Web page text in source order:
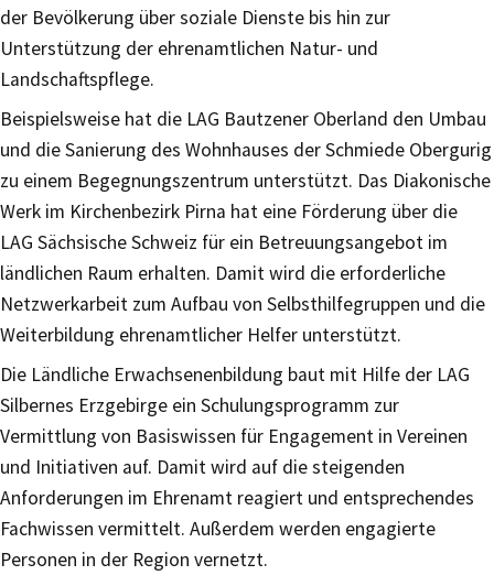
der Bevölkerung über soziale Dienste bis hin zur
Unterstützung der ehrenamtlichen Natur- und
Landschaftspflege.
Beispielsweise hat die LAG Bautzener Oberland den Umbau
und die Sanierung des Wohnhauses der Schmiede Obergurig
zu einem Begegnungszentrum unterstützt. Das Diakonische
Werk im Kirchenbezirk Pirna hat eine Förderung über die
LAG Sächsische Schweiz für ein Betreuungsangebot im
ländlichen Raum erhalten. Damit wird die erforderliche
Netzwerkarbeit zum Aufbau von Selbsthilfegruppen und die
Weiterbildung ehrenamtlicher Helfer unterstützt.
Die Ländliche Erwachsenenbildung baut mit Hilfe der LAG
Silbernes Erzgebirge ein Schulungsprogramm zur
Vermittlung von Basiswissen für Engagement in Vereinen
und Initiativen auf. Damit wird auf die steigenden
Anforderungen im Ehrenamt reagiert und entsprechendes
Fachwissen vermittelt. Außerdem werden engagierte
Personen in der Region vernetzt.